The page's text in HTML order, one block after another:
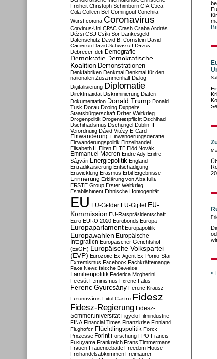
«
Freiheit Christoph Schönborn CIA Coca-
Cola Colleen Bell Comingout Conchita
Wurst corona Coronavirus
Corvinus-Uni CPAC Crash Csaba András
Dézsi CSU Csíki Sör Dankesgeld
Datenschutz David B. Cornstein David
Cameron David Schwezoff Davos
Debrecen defi Demografie
Demokratie Demokratische
Koalition Demonstrationen
Denkfabriken Denkmal Denkmal für den
nationalen Zusammenhalt Dialog
Digitalisierung Diplomatie
Direktmandat Diskriminierung Diäten
Dokumentation Donald Trump Donald
Tusk Donau Doping Doppelte
Staatsbürgerschaft Dritter Weltkrieg
Drogenpolitik Drogentestpflicht Dschihad
Dschihadismus Dschungel Dublin-III-
Verordnung Dávid Vitézy E-Card
Einwanderung Einwanderungsdebatte
Einwanderungspolitik Einzelhandel
Elisabeth II. Eliten ELTE Előd Novák
Emmanuel Macron Endre Ady Endre
Ságvári Energiepolitik England
Entradikalisierung Entschädigung
Entwicklung Erasmus Erbil Ergebnisse
Erinnerung Erklärung von Alba Iulia
ERSTE Group Erster Weltkrieg
Establishment Ethnische Homogenität
EU EU-Gelder EU-Gipfel EU-
Kommission EU-Ratspräsidentschaft
Euro EURO 2020 Eurobonds Europa
Europaparlament Europapolitik
Europawahlen Europäische
Integration Europäischer Gerichtshof
(EuGH) Europäische Volkspartei
(EVP) Eurozone Ex-Agent Ex-Porno-Star
Extremismus Facebook Fachkräftemangel
Fake News falsche Beweise
Familienpolitik Federica Mogherini
Felcsút Feminismus Ferenc Falus
Ferenc Gyurcsány Ferenc Krausz
Ferencváros Fidel Castro Fidesz
Fidesz-Regierung Fidesz-
Sommeruniversität Figyelő Filmindustrie
FINA Financial Times Finanzkrise Finnland
Flughafen Flüchtlingspolitik Forex-
Prozesse Forint Forschung FPÖ Francis
Fukuyama Frankreich Frans Timmermans
Frauen Frauendebatte Freedom House
Freihandelsabkommen Freimaurer